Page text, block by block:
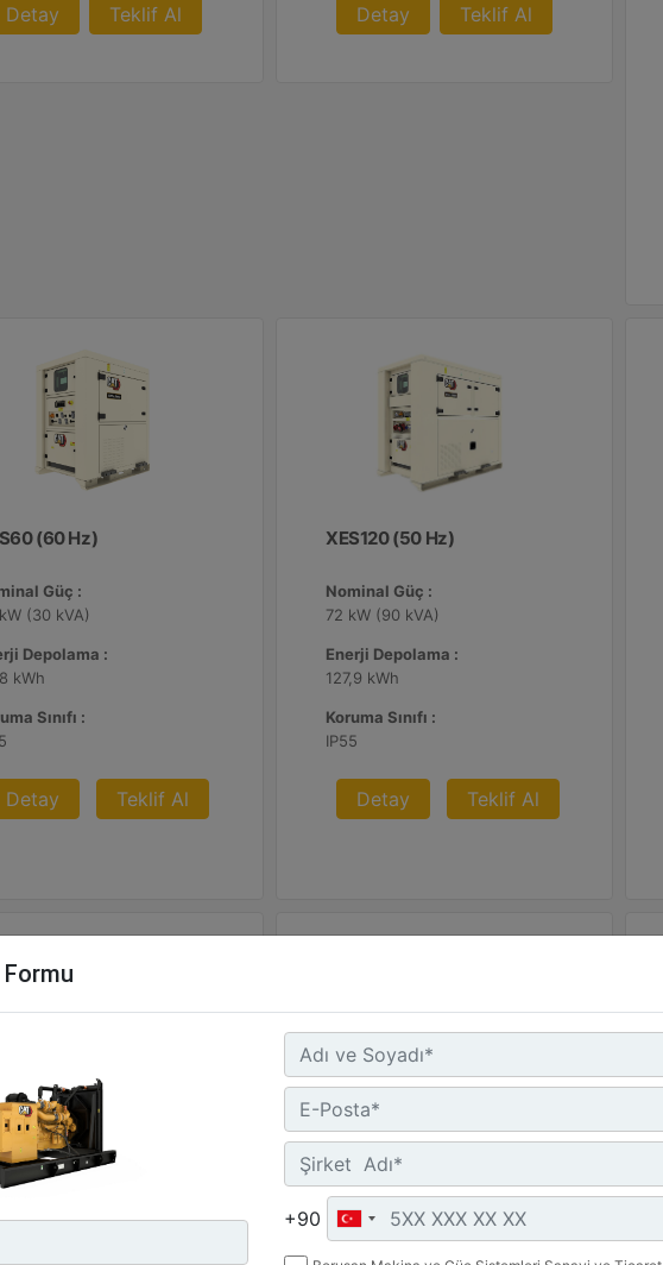
Detay Teklif Al Detay Teklif Al
(60 Hz)
Güç :
(30 kVA)
Depolama :
kWh
Sınıfı :
Detay Teklif Al
XES120 (50 Hz)
Nominal Güç :
72 kW (90 kVA)
Enerji Depolama :
127,9 kWh
Koruma Sınıfı :
IP55
Detay Teklif Al
Kontrol Sistemi (ECS) C3.3 | DE26E0S
Minimum Değer :
26 kVA
+90